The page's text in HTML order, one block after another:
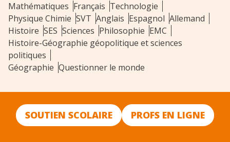
Mathématiques Français Technologie
Physique Chimie SVT Anglais Espagnol Allemand
Histoire SES Sciences Philosophie EMC
Histoire-Géographie géopolitique et sciences
politiques
Géographie Questionner le monde
SOUTIEN SCOLAIRE PROFS EN LIGNE